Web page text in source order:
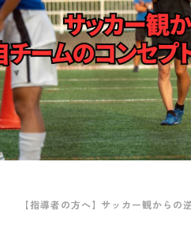
【指導者の方へ】サッカー観から